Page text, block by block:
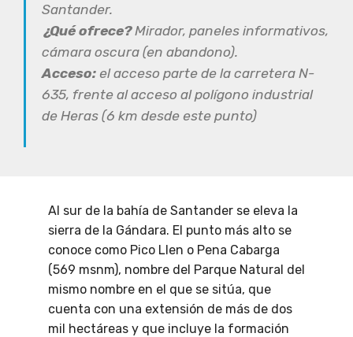
Santander.
¿Qué ofrece?Mirador, paneles informativos,
cámara oscura (en abandono).
Acceso: el acceso parte de la carretera N-
635, frente al acceso al polígono industrial
de Heras (6 km desde este punto)
Al sur de la bahía de Santander se eleva la
sierra de la Gándara. El punto más alto se
conoce como Pico Llen o Pena Cabarga
(569 msnm), nombre del Parque Natural del
mismo nombre en el que se sitúa, que
cuenta con una extensión de más de dos
mil hectáreas y que incluye la formación